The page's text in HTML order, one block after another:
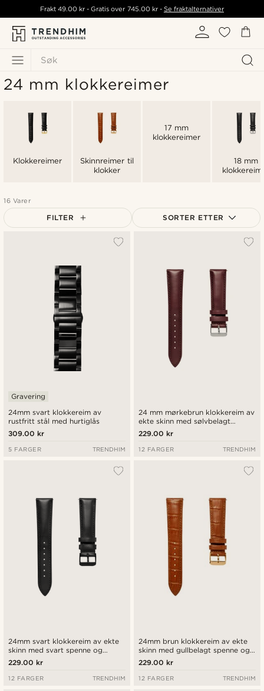
Søk
Frakt49.00 kr - Gratis over 745.00 kr- Se fraktalternativer
24 mm klokkereimer
Klokkereimer
Skinnreimer til
klokker
17 mm
klokkereimer
18 mm
16 Varer
FILTER SORTER ETTER
Laveste pris
Høyeste pris
24mm svart klokkereim av
rustfritt stål med hurtiglås
Gravering
309.00 kr
5 FARGER TRENDHIM
24 mm mørkebrun klokkereim av
ekte skinn med sølvbelagt
spenne og hurtigutløsende
tapper
229.00 kr
12 FARGER TRENDHIM
24mm svart klokkereim av ekte
skinn med svart spenne og
hurtigutløsende tapper
229.00 kr
12 FARGER TRENDHIM
24mm brun klokkereim av ekte
skinn med gullbelagt spenne og
hurtigutløsende tapper
229.00 kr
12 FARGER TRENDHIM